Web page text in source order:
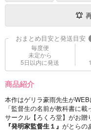
おまとめ目安と発送目安
毎度便
未定から
5日以内に発送
商品紹介
本作はゲリラ豪雨先生が
「監督生の名前が教科書に
サークル【ろくろ堂】がお贈
『発明家監督生１』 がとらの